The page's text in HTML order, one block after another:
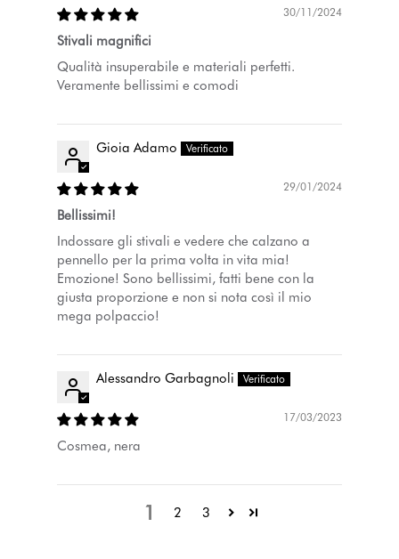
30/11/2024
Stivali magnifici
Qualità insuperabile e materiali perfetti.
Veramente bellissimi e comodi
Gioia Adamo
29/01/2024
Bellissimi!
Indossare gli stivali e vedere che calzano a
pennello per la prima volta in vita mia!
Emozione! Sono bellissimi, fatti bene con la
giusta proporzione e non si nota così il mio
mega polpaccio!
Alessandro Garbagnoli
17/03/2023
Cosmea, nera
1 2 3